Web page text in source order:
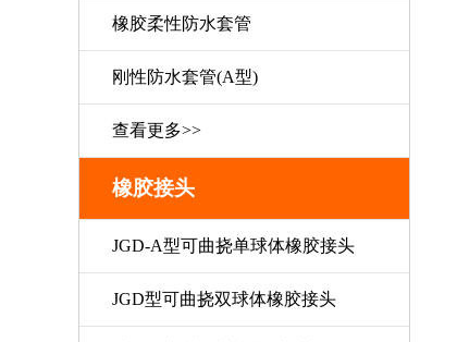
橡胶柔性防水套管
刚性防水套管(A型)
查看更多>>
橡胶接头
JGD-A型可曲挠单球体橡胶接头
JGD型可曲挠双球体橡胶接头